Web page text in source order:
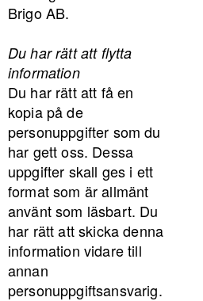
Brigo AB.
Du har rätt att flytta
information
Du har rätt att få en
kopia på de
personuppgifter som du
har gett oss. Dessa
uppgifter skall ges i ett
format som är allmänt
använt som läsbart. Du
har rätt att skicka denna
information vidare till
annan
personuppgiftsansvarig.